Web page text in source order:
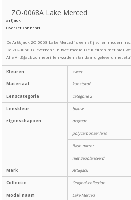
ZO-0068A Lake Merced
artjack
Overzet zonnebril
De Art&Jack ZO-0068 Lake Merced is een stijlvol en modern
De ZO-0068 is leverbaar in twee modieuze kleuren met
Alle Art&Jack zonnebrillen worden standaard geleverd met
Kleuren zwart
Materiaal kunststof
Lenscategorie categorie 2
Lenskleur blauw
Eigenschappen dégradé
polycarbonaat lens
flash mirror
niet gepolariseerd
Merk Art&Jack
Collectie Original-collection
Model naam Lake Merced